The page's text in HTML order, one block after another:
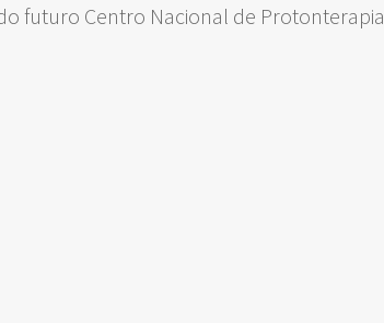
futuro Centro Nacional de Protonterapia